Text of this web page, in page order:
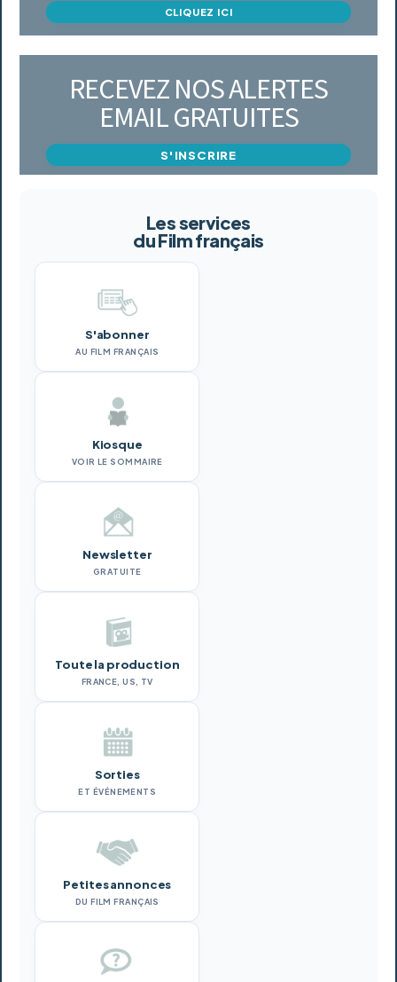
CLIQUEZ ICI
RECEVEZ NOS ALERTES
EMAIL GRATUITES
S'INSCRIRE
Les services
du Film français
S'abonner
AU FILM FRANÇAIS
Kiosque
VOIR LE SOMMAIRE
Newsletter
GRATUITE
Toute la production
FRANCE, US, TV
Sorties
ET ÉVÉNEMENTS
Petites annonces
DU FILM FRANÇAIS